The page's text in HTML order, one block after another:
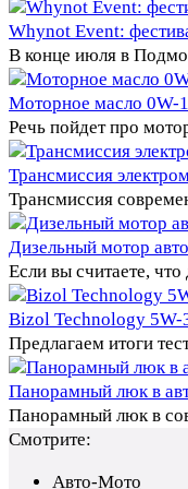
Whynot Event:
В конце июля в
Моторное масло 0W-
Речь пойдет про
Трансмиссия
Трансмиссия
Дизельный мотор
Если вы считаете,
Bizol Technology 5W-
Предлагаем итоги
Панорамный люк в
Панорамный люк в
Смотрите:
Авто-Мото